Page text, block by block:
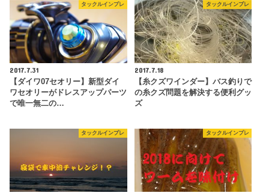
タックルインプレ
2017.7.31
【ダイワ07セオリー】新型ダイ
ワセオリーがドレスアップパーツ
で唯一無二の…
タックルインプレ
2017.7.18
【糸クズワインダー】バス釣りで
の糸クズ問題を解決する便利グッ
ズ
タックルインプレ タックルインプレ